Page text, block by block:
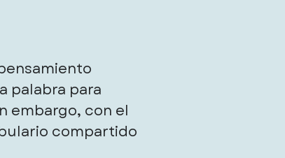
palabra para
embargo, con el
compartido